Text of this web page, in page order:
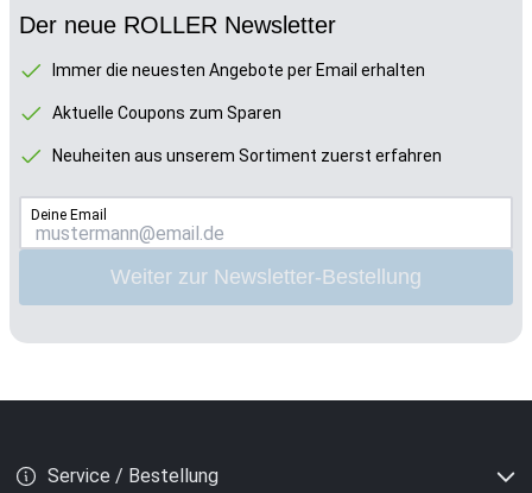
Der neue ROLLER Newsletter
Immer die neuesten Angebote per Email erhalten
Aktuelle Coupons zum Sparen
Neuheiten aus unserem Sortiment zuerst erfahren
Deine Email
Weiter zur Newsletter-Bestellung
Service / Bestellung